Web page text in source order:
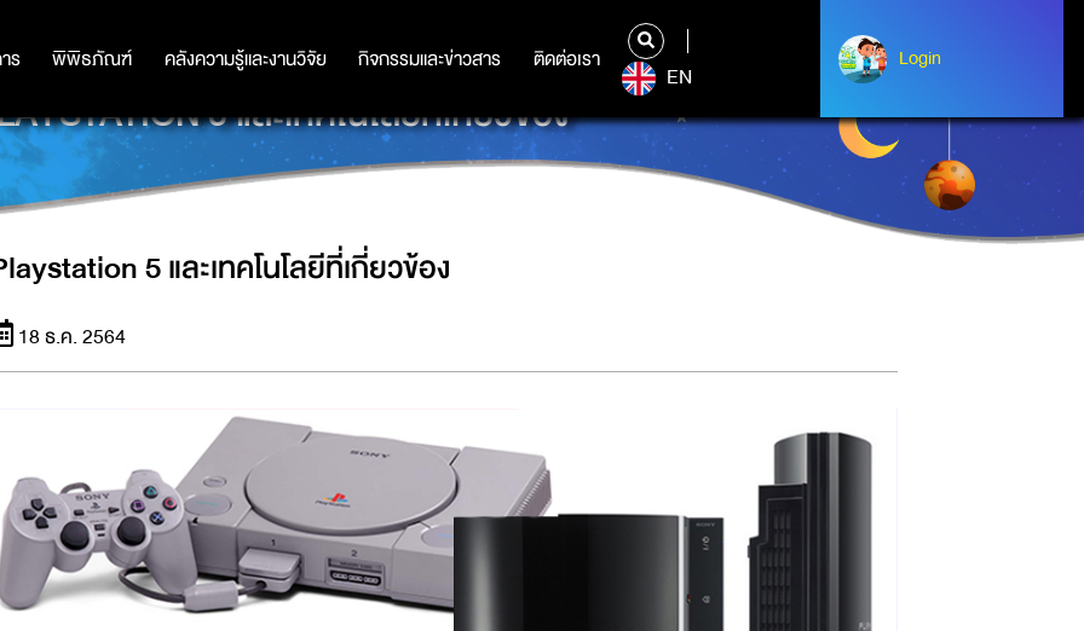
ร พิพิธภัณฑ์ คลังความรู้และงานวิจัย กิจกรรมและข่าวสาร ติดต่อเรา
ร พิพิธภัณฑ์ คลังความรู้และงานวิจัย กิจกรรมและข่าวสาร ติดต่อเรา
EN
Login
Login
5 และเทคโนโลยีที่เกี่ยวข้อง
5 และเทคโนโลยีที่เกี่ยวข้อง
18 ธ.ค. 2564